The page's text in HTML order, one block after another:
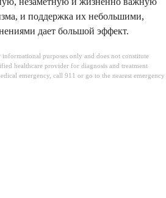
и поддержка их небольшими,
дает большой эффект.
purposes only and does not constitute
healthcare provider for diagnosis and treatment
emergency, call 911 or go to the nearest emergency